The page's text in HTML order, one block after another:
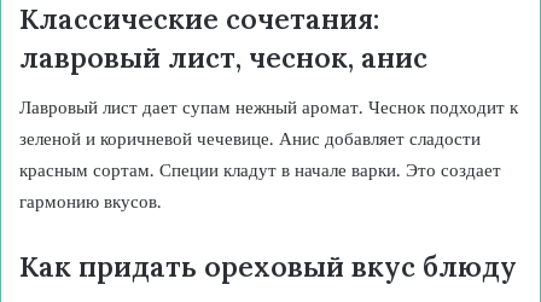
Классические сочетания:
лавровый лист, чеснок, анис
Лавровый лист дает супам нежный аромат. Чеснок подходит к
зеленой и коричневой чечевице. Анис добавляет сладости
красным сортам. Специи кладут в начале варки. Это создает
гармонию вкусов.
Как придать ореховый вкус блюду